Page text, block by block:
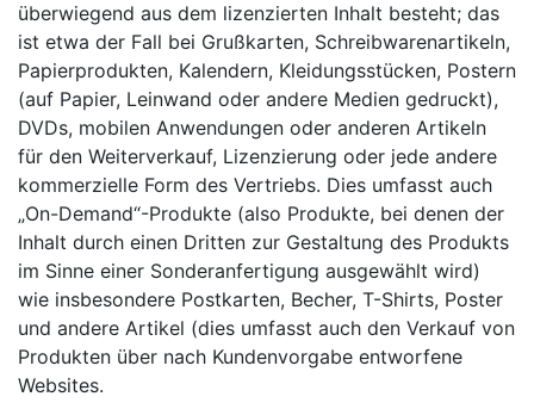
überwiegend aus dem lizenzierten Inhalt besteht; das
ist etwa der Fall bei Grußkarten, Schreibwarenartikeln,
Papierprodukten, Kalendern, Kleidungsstücken, Postern
(auf Papier, Leinwand oder andere Medien gedruckt),
DVDs, mobilen Anwendungen oder anderen Artikeln
für den Weiterverkauf, Lizenzierung oder jede andere
kommerzielle Form des Vertriebs. Dies umfasst auch
„On-Demand“-Produkte (also Produkte, bei denen der
Inhalt durch einen Dritten zur Gestaltung des Produkts
im Sinne einer Sonderanfertigung ausgewählt wird)
wie insbesondere Postkarten, Becher, T-Shirts, Poster
und andere Artikel (dies umfasst auch den Verkauf von
Produkten über nach Kundenvorgabe entworfene
Websites.